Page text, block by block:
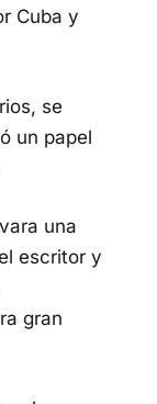
Cuba y
se
un papel
una
escritor y
gran